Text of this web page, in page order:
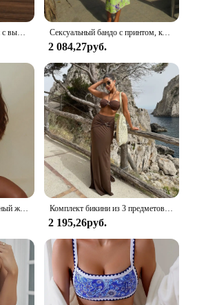
Купальник-бикини женский с высокой талией, пикантный белый купальник с цветочным 3D принтом, бандо, купальный костюм из двух предметов Сексуальный бандо с принтом, комплект из трех предметов, бикини, сексуальный женский купальник, женский купальник, комплект бикини, купальный костюм, купальные костюмы, пляжная одежда, бикини
2 084,27руб.
Соблазнительный Однотонный женский Бюстгальтер-бандо из двух предметов с объемным цветочным рисунком 2023, черный комплект бикини, купальник, купальный костюм, пляжная одежда, бикини Комплект бикини из 3 предметов, бикини-бандо, 2024, сексуальный женский купальник, платье макси, женский купальник с принтом, купальный костюм, пляжная одежда, накидка
2 195,26руб.